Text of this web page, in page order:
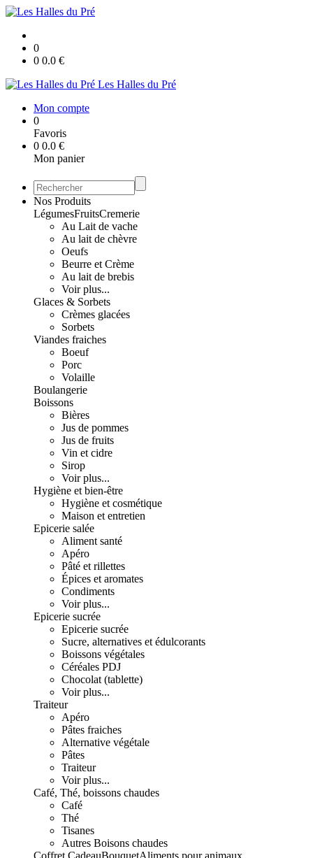
0
0 0.0 €
Les Halles du Pré
Mon compte
0
Favoris
0 0.0 €
Mon panier
Nos Produits
LégumesFruitsCremerie
Au Lait de vache
Au lait de chèvre
Oeufs
Beurre et Crème
Au lait de brebis
Voir plus...
Glaces & Sorbets
Crèmes glacées
Sorbets
Viandes fraiches
Boeuf
Porc
Volaille
Boulangerie
Boissons
Bières
Jus de pommes
Jus de fruits
Vin et cidre
Sirop
Voir plus...
Hygiène et bien-être
Hygiène et cosmétique
Maison et entretien
Epicerie salée
Aliment santé
Apéro
Pâté et rillettes
Épices et aromates
Condiments
Voir plus...
Epicerie sucrée
Epicerie sucrée
Sucre, alternatives et édulcorants
Boissons végétales
Céréales PDJ
Chocolat (tablette)
Voir plus...
Traiteur
Apéro
Pâtes fraiches
Alternative végétale
Pâtes
Traiteur
Voir plus...
Café, Thé, boissons chaudes
Café
Thé
Tisanes
Autres Boisons chaudes
Coffret CadeauBouquetAliments pour animaux